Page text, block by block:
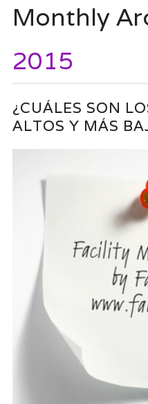
Monthly
2015
¿CUÁLES SON
ALTOS Y MÁS